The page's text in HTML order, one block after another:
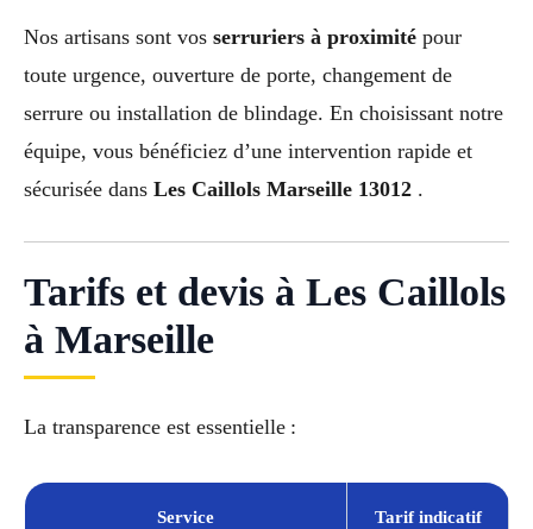
Nos artisans sont vos serruriers à proximité pour
toute urgence, ouverture de porte, changement de
serrure ou installation de blindage. En choisissant notre
équipe, vous bénéficiez d’une intervention rapide et
sécurisée dans Les Caillols Marseille 13012 .
Tarifs et devis à Les Caillols
à Marseille
La transparence est essentielle :
Service Tarif indicatif